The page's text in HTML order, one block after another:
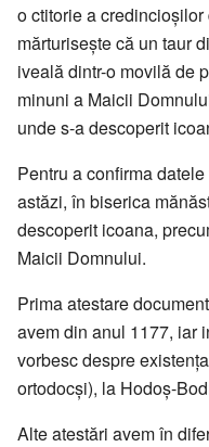
o ctitorie a
mărturisește că un taur
iveală dintr-o movilă de
minuni a Maicii
unde s-a descoperit
Pentru a confirma
astăzi, în biserica
descoperit icoana,
Maicii Domnului.
Prima atestare
avem din anul 1177, iar
vorbesc despre
ortodocși), la Hodoș-
Alte atestări avem în